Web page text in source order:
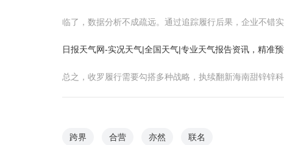
临了，数据分析不成疏远。通过追踪履行后果，企业不错
日报天气网-实况天气|全国天气|专业天气报告资讯，精准
总之，收罗履行需要勾搭多种战略，执续翻新海南甜锌锌
跨界 合营 亦然 联名